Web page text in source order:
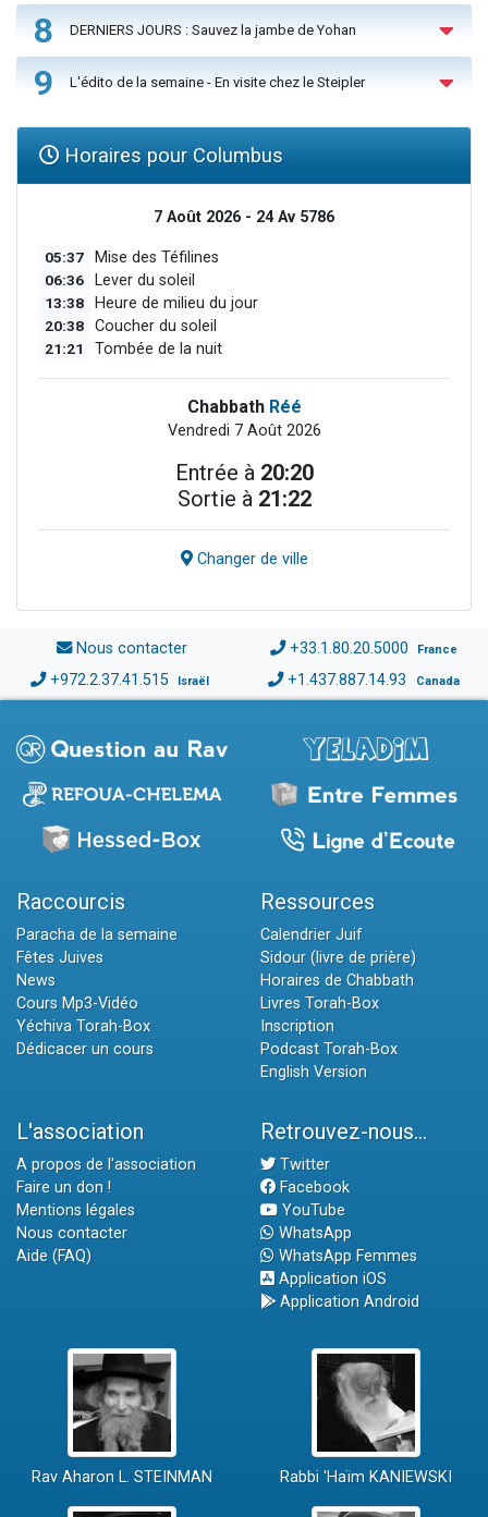
8 DERNIERS JOURS : Sauvez la jambe de Yohan
9 L'édito de la semaine - En visite chez le Steipler
Horaires pour Columbus
7 Août 2026 - 24 Av 5786
05:37 Mise des Téfilines
06:36 Lever du soleil
13:38 Heure de milieu du jour
20:38 Coucher du soleil
21:21 Tombée de la nuit
Chabbath Réé
Vendredi 7 Août 2026
Entrée à 20:20
Sortie à 21:22
Changer de ville
Nous contacter +33.1.80.20.5000 France
+972.2.37.41.515 Israël +1.437.887.14.93 Canada
Raccourcis
Paracha de la semaine
Fêtes Juives
News
Cours Mp3-Vidéo
Yéchiva Torah-Box
Dédicacer un cours
Ressources
Calendrier Juif
Sidour (livre de prière)
Horaires de Chabbath
Livres Torah-Box
Inscription
Podcast Torah-Box
English Version
L'association
A propos de l'association
Faire un don !
Mentions légales
Nous contacter
Aide (FAQ)
Retrouvez-nous...
Twitter
Facebook
YouTube
WhatsApp
WhatsApp Femmes
Application iOS
Application Android
Rav Aharon L. STEINMAN Rabbi 'Haïm KANIEWSKI